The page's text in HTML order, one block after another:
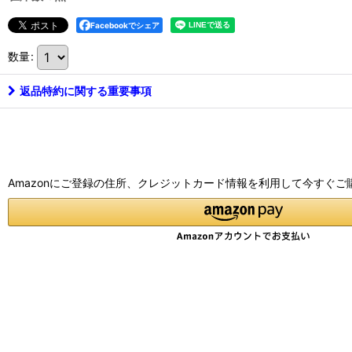
Facebookでシェア
数量:
返品特約に関する重要事項
Amazonにご登録の住所、クレジットカード情報を利用して今すぐご